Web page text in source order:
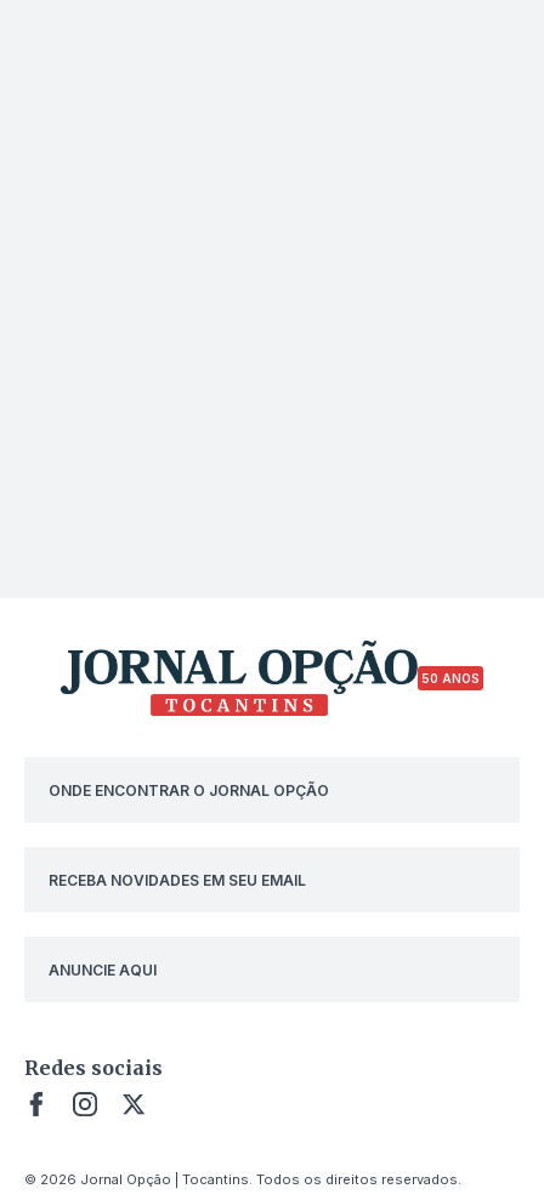
50 ANOS
ONDE ENCONTRAR O JORNAL OPÇÃO
RECEBA NOVIDADES EM SEU EMAIL
ANUNCIE AQUI
Redes sociais
© 2026 Jornal Opção | Tocantins. Todos os direitos reservados.